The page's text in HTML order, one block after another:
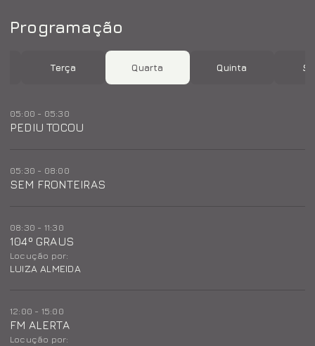
Programação
Terça Quarta Quinta
05:00 - 05:30
PEDIU TOCOU
05:30 - 08:00
SEM FRONTEIRAS
08:30 - 11:30
104º GRAUS
Locução por:
LUIZA ALMEIDA
12:00 - 15:00
FM ALERTA
Locução por: